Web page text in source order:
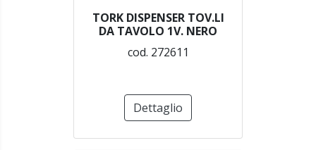
TORK DISPENSER TOV.LI
DA TAVOLO 1V. NERO
cod. 272611
Dettaglio